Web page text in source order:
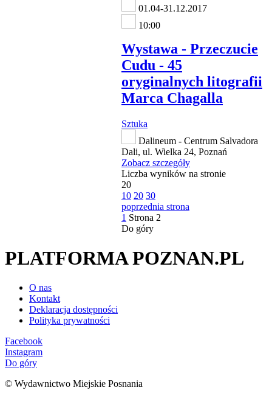
01.04-31.12.2017
10:00
Wystawa - Przeczucie
Cudu - 45
oryginalnych litografii
Marca Chagalla
Sztuka
Dalineum - Centrum Salvadora
Dali, ul. Wielka 24, Poznań
Zobacz szczegóły
Liczba wyników na stronie
20
10 20 30
poprzednia strona
1 Strona 2
Do góry
PLATFORMA POZNAN.PL
O nas
Kontakt
Deklaracja dostępności
Polityka prywatności
Facebook
Instagram
Do góry
© Wydawnictwo Miejskie Posnania